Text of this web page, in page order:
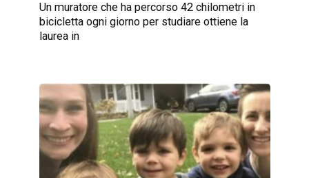
Un muratore che ha percorso 42 chilometri in
bicicletta ogni giorno per studiare ottiene la
laurea in